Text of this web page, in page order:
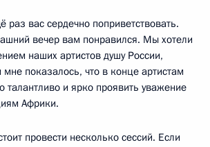
раз вас сердечно поприветствовать.
вечер вам понравился. Мы хотели
наших артистов душу России,
мне показалось, что в конце артистам
талантливо и ярко проявить уважение
Африки.
провести несколько сессий. Если